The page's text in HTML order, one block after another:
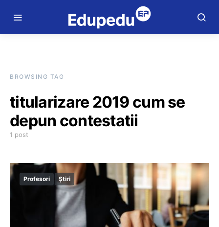
BROWSING TAG
titularizare 2019 cum se
depun contestatii
1 post
Profesori Știri